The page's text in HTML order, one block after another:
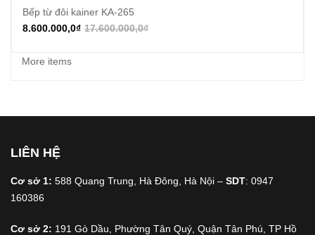
Bếp từ đôi kainer KA-265
17.600.000,0₫
8.600.000,0₫
More items
LIÊN HỆ
Cơ sở 1: 588 Quang Trung, Hà Đông, Hà Nội – SDT: 0947
160386
Cơ sở 2: 191 Gò Dầu, Phường Tân Quý, Quận Tân Phú, TP Hồ